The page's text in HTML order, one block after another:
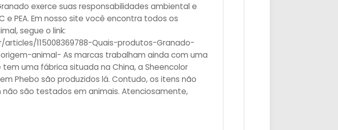
exerce suas responsabilidades ambiental e
PEA. Em nosso site você encontra todos os
segue o link:
115008369788-Quais-produtos-Granado-
animal- As marcas trabalham ainda com uma
uma fábrica situada na China, a Sheencolor
Phebo são produzidos lá. Contudo, os itens não
são testados em animais. Atenciosamente,